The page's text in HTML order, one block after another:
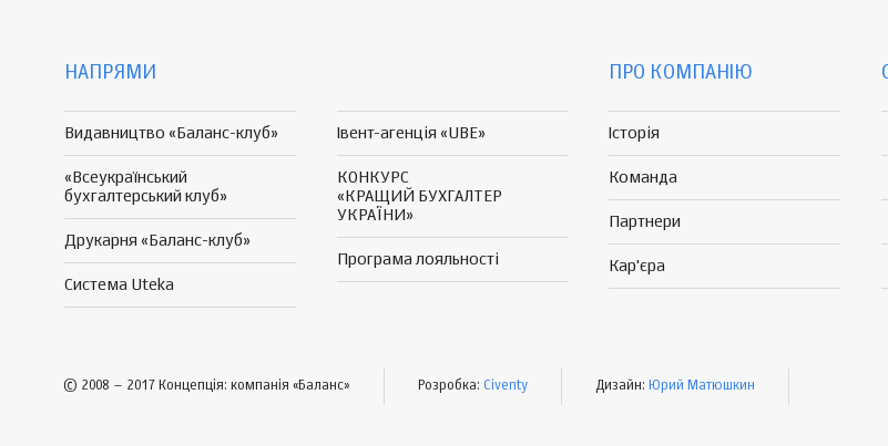
НАПРЯМИ
Видавництво «Баланс-клуб»
«Всеукраїнський
бухгалтерський клуб»
Друкарня «Баланс-клуб»
Система Uteka
Івент-агенція «UBE»
КОНКУРС
«КРАЩИЙ БУХГАЛТЕР
УКРАЇНИ»
Програма лояльності
ПРО КОМПАНІЮ
Історія
Команда
Партнери
Кар'єра
© 2008 – 2017 Концепція: компанія «Баланс» Розробка: Civenty Дизайн: Юрий Матюшкин